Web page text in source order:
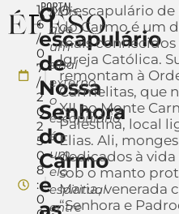
1
6
/
0
7
/
2
0
2
5
0
8
:
0
O
escapulário
de
Nossa
Senhora
do
Carmo
e
as
Mais
que
um
sinal
externo,
o
escapulário
é
um
elo
espiritual
entre
O escapulário de
do Carmo é um
mais conhecidos
Igreja Católica.
remontam à
Carmelitas, que
XII no Monte
Palestina, local
Elias. Ali,
dedicados à
sob o manto
Maria, venerada
“Senhora e